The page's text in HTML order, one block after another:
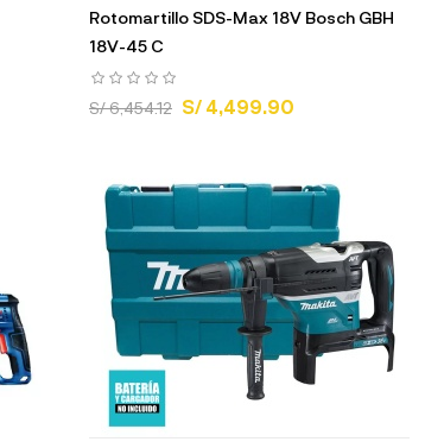
Rotomartillo SDS-Max 18V Bosch GBH
18V-45 C
S/ 6,454.12 S/ 4,499.90